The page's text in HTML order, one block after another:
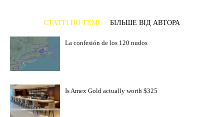
СТАТТІ ПО ТЕМІ БІЛЬШЕ ВІД АВТОРА
La confesión de los 120 nudos
Is Amex Gold actually worth $325